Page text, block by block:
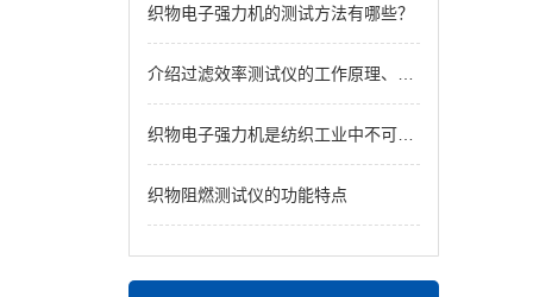
织物电子强力机的测试方法有哪些？
介绍过滤效率测试仪的工作原理、使用方法以及实践中的应用
织物电子强力机是纺织工业中不可或缺的测试设备
织物阻燃测试仪的功能特点